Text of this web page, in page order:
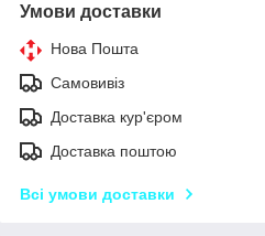
Умови доставки
Нова Пошта
Самовивіз
Доставка кур'єром
Доставка поштою
Всі умови доставки